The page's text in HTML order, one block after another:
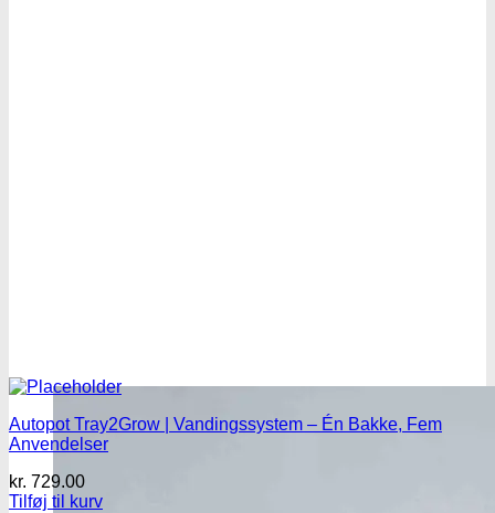
Autopot Tray2Grow | Vandingssystem – Én Bakke, Fem
Anvendelser
kr. 729.00
Tilføj til kurv